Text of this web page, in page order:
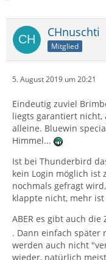
CHnuschti
Mitglied
5. August 2019 um 20:21
Eindeutig zuviel
liegts garantiert nicht,
alleine. Bluewin
Himmel...
Ist bei Thunderbird
kein Login möglich ist
nochmals gefragt
klappte nicht, mehr
ABER es gibt auch
. Dann einfach später
werden auch nicht
wieder, natürlich